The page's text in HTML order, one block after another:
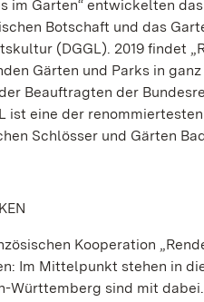
im Garten“ entwickelten
Botschaft und das
(DGGL). 2019 findet
Gärten und Parks in
Beauftragten der
ist eine der
Schlösser und Gärten
Kooperation
Im Mittelpunkt stehen in
Württemberg sind mit